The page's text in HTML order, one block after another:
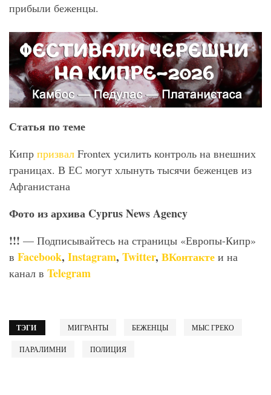
прибыли беженцы.
Статья по теме
Кипр призвал Frontex усилить контроль на внешних
границах. В ЕС могут хлынуть тысячи беженцев из
Афганистана
Фотоизархива Cyprus News Agency
!!! — Подписывайтесь на страницы «Европы-Кипр»
в Facebook, Instagram, Twitter, ВКонтакте и на
канал в Telegram
ТЭГИ МИГРАНТЫ БЕЖЕНЦЫ МЫС ГРЕКО
ПАРАЛИМНИ ПОЛИЦИЯ